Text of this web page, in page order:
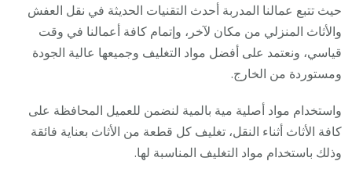
حيث تتبع عمالنا المدربة أحدث التقنيات الحديثة في نقل العفش
والأثاث المنزلي من مكان لآخر، وإتمام كافة أعمالنا في وقت
قياسي، ونعتمد على أفضل مواد التغليف وجميعها عالية الجودة
ومستوردة من الخارج.
واستخدام مواد أصلية مية بالمية لنضمن للعميل المحافظة على
كافة الأثاث أثناء النقل، تغليف كل قطعة من الأثاث بعناية فائقة
وذلك باستخدام مواد التغليف المناسبة لها.